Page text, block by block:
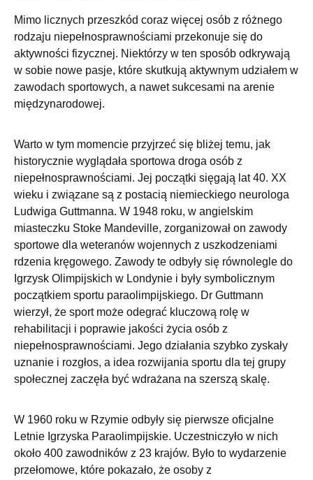
Mimo licznych przeszkód coraz więcej osób z różnego
rodzaju niepełnosprawnościami przekonuje się do
aktywności fizycznej. Niektórzy w ten sposób odkrywają
w sobie nowe pasje, które skutkują aktywnym udziałem w
zawodach sportowych, a nawet sukcesami na arenie
międzynarodowej.
Warto w tym momencie przyjrzeć się bliżej temu, jak
historycznie wyglądała sportowa droga osób z
niepełnosprawnościami. Jej początki sięgają lat 40. XX
wieku i związane są z postacią niemieckiego neurologa
Ludwiga Guttmanna. W 1948 roku, w angielskim
miasteczku Stoke Mandeville, zorganizował on zawody
sportowe dla weteranów wojennych z uszkodzeniami
rdzenia kręgowego. Zawody te odbyły się równolegle do
Igrzysk Olimpijskich w Londynie i były symbolicznym
początkiem sportu paraolimpijskiego. Dr Guttmann
wierzył, że sport może odegrać kluczową rolę w
rehabilitacji i poprawie jakości życia osób z
niepełnosprawnościami. Jego działania szybko zyskały
uznanie i rozgłos, a idea rozwijania sportu dla tej grupy
społecznej zaczęła być wdrażana na szerszą skalę.
W 1960 roku w Rzymie odbyły się pierwsze oficjalne
Letnie Igrzyska Paraolimpijskie. Uczestniczyło w nich
około 400 zawodników z 23 krajów. Było to wydarzenie
przełomowe, które pokazało, że osoby z